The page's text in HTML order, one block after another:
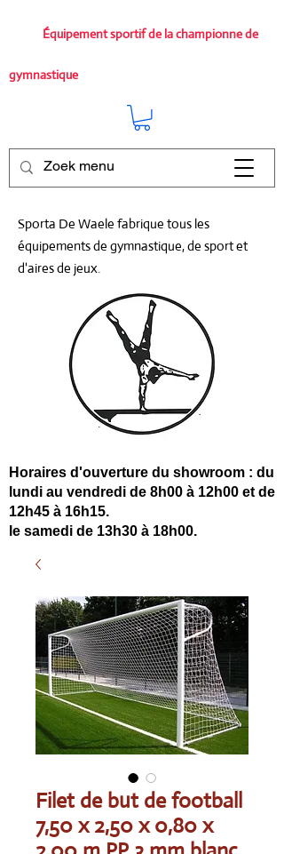
Équipement sportif de la championne de
gymnastique
Sporta De Waele fabrique tous les
équipements de gymnastique, de sport et
d'aires de jeux.
Horaires d'ouverture du showroom : du
lundi au vendredi de 8h00 à 12h00 et de
12h45 à 16h15.
le samedi de 13h30 à 18h00.
Filet de but de football
7,50 x 2,50 x 0,80 x